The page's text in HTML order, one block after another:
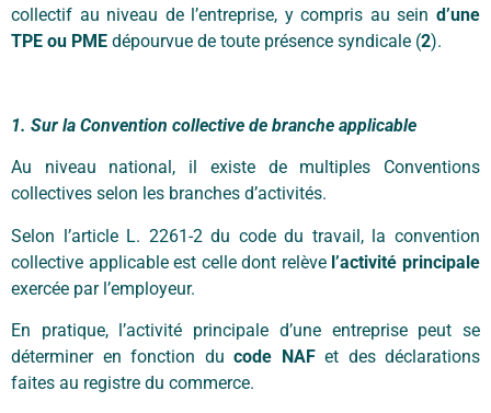
collectif au niveau de l’entreprise, y compris au sein d’une
TPE ou PME dépourvue de toute présence syndicale (2).
1. Sur la Convention collective de branche applicable
Au niveau national, il existe de multiples Conventions
collectives selon les branches d’activités.
Selon l’article L. 2261-2 du code du travail, la convention
collective applicable est celle dont relève l’activité principale
exercée par l’employeur.
En pratique, l’activité principale d’une entreprise peut se
déterminer en fonction du code NAFet des déclarations
faites au registre du commerce.